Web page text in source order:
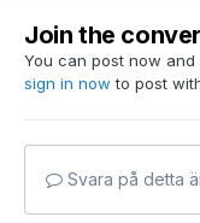
Join the
You can post now
sign in now to post
Svara på detta